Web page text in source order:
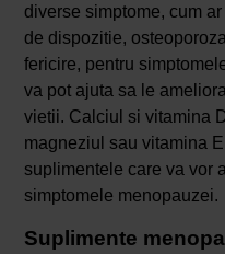
diverse simptome, cum
de dispozitie,
fericire, pentru
va pot ajuta sa le
vietii. Calciul si vitamina
magneziul sau vitamina
suplimentele care va vor
simptomele menopauzei.
Suplimente